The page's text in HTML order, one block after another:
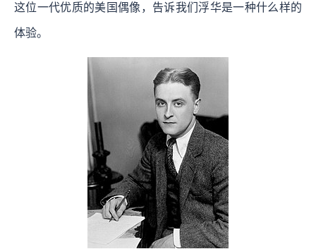
这位一代优质的美国偶像，告诉我们浮华是一种什么样的
体验。